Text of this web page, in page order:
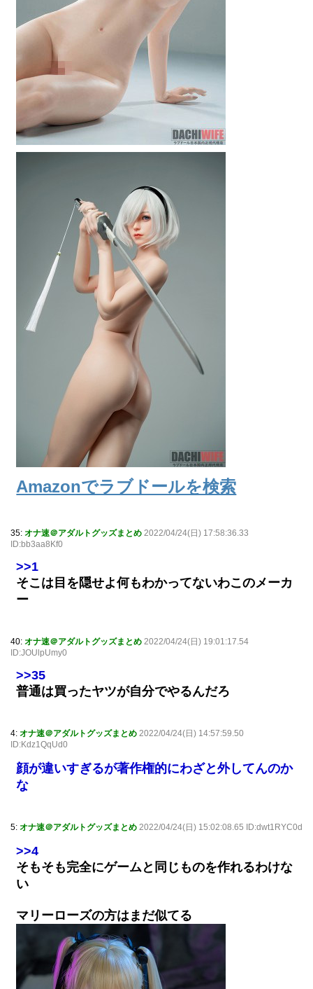
Amazonでラブドールを検索
35: オナ速＠アダルトグッズまとめ 2022/04/24(日) 17:58:36.33
ID:bb3aa8Kf0
>>1
そこは目を隠せよ何もわかってないわこのメーカ
ー
40: オナ速＠アダルトグッズまとめ 2022/04/24(日) 19:01:17.54
ID:JOUlpUmy0
>>35
普通は買ったヤツが自分でやるんだろ
4: オナ速＠アダルトグッズまとめ 2022/04/24(日) 14:57:59.50
ID:Kdz1QqUd0
顔が違いすぎるが著作権的にわざと外してんのか
な
5: オナ速＠アダルトグッズまとめ 2022/04/24(日) 15:02:08.65 ID:dwt1RYC0d
>>4
そもそも完全にゲームと同じものを作れるわけな
い
マリーローズの方はまだ似てる